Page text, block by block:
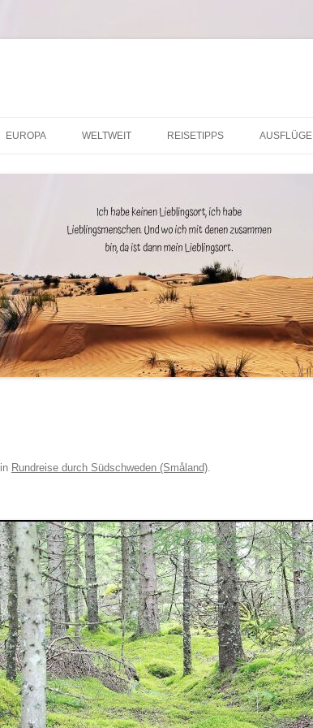
EUROPA WELTWEIT REISETIPPS AUSFLÜGE
in Rundreise durch Südschweden (Småland).